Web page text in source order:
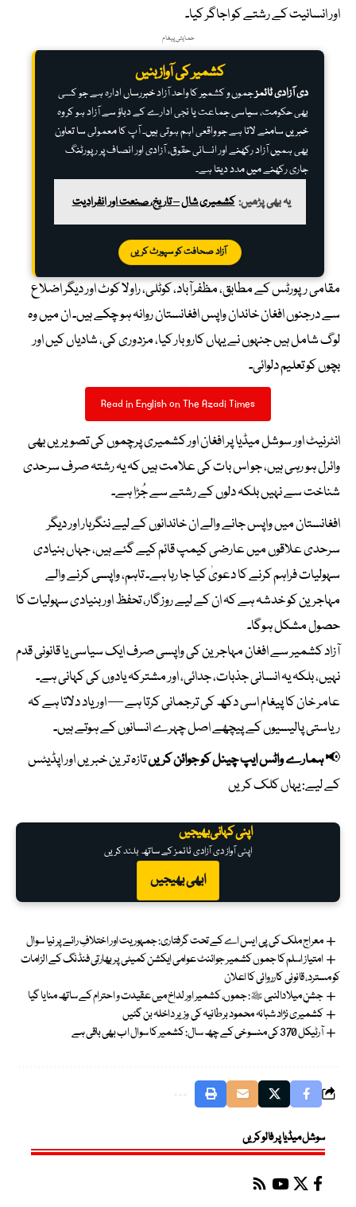
اور انسانیت کے رشتے کو اجاگر کیا۔
حمایتی پیغام
کشمیر کی آواز بنیں
دی آزادی ٹائمزجموں و کشمیر کا واحد آزاد خبررساں ادارہ ہے جو کسی
بھی حکومت، سیاسی جماعت یا نجی ادارے کے دباؤ سے آزاد ہو کر وہ
خبریں سامنے لاتا ہے جو واقعی اہم ہوتی ہیں۔ آپ کا معمولی سا تعاون
بھی ہمیں آزاد رکھنے اور انسانی حقوق، آزادی اور انصاف پر رپورٹنگ
جاری رکھنے میں مدد دیتا ہے۔
یہ بھی پڑھیں: کشمیری شال – تاریخ، صنعت اور انفرادیت
آزاد صحافت کو سپورٹ کریں
مقامی رپورٹس کے مطابق، مظفرآباد، کوٹلی، راولا کوٹ اور دیگر اضلاع
سے درجنوں افغان خاندان واپس افغانستان روانہ ہو چکے ہیں۔ ان میں وہ
لوگ شامل ہیں جنہوں نے یہاں کاروبار کیا، مزدوری کی، شادیاں کیں اور
بچوں کو تعلیم دلوائی۔
Read in English on The Azadi Times
انٹرنیٹ اور سوشل میڈیا پر افغان اور کشمیری پرچموں کی تصویریں بھی
وائرل ہو رہی ہیں، جو اس بات کی علامت ہیں کہ یہ رشتہ صرف سرحدی
شناخت سے نہیں بلکہ دلوں کے رشتے سے جُڑا ہے۔
افغانستان میں واپس جانے والے ان خاندانوں کے لیے ننگرہار اور دیگر
سرحدی علاقوں میں عارضی کیمپ قائم کیے گئے ہیں، جہاں بنیادی
سہولیات فراہم کرنے کا دعویٰ کیا جا رہا ہے۔ تاہم، واپسی کرنے والے
مہاجرین کو خدشہ ہے کہ ان کے لیے روزگار، تحفظ اور بنیادی سہولیات کا
حصول مشکل ہوگا۔
آزاد کشمیر سے افغان مہاجرین کی واپسی صرف ایک سیاسی یا قانونی قدم
نہیں، بلکہ یہ انسانی جذبات، جدائی، اور مشترکہ یادوں کی کہانی ہے۔
عامر خان کا پیغام اسی دکھ کی ترجمانی کرتا ہے — اور یاد دلاتا ہے کہ
ریاستی پالیسیوں کے پیچھے اصل چہرے انسانوں کے ہوتے ہیں۔
📢ہمارے واٹس ایپ چینل کو جوائن کریںتازہ ترین خبریں اور اپڈیٹس
کے لیے:یہاں کلک کریں
اپنی کہانی بھیجیں
اپنی آواز دی آزادی ٹائمز کے ساتھ بلند کریں
ابھی بھیجیں
معراج ملک کی پی ایس اے کے تحت گرفتاری: جمہوریت اور اختلافِ رائے پر نیا سوال
امتیاز اسلم کا جموں کشمیر جوائنٹ عوامی ایکشن کمیٹی پر بھارتی فنڈنگ کے الزامات
کو مسترد، قانونی کارروائی کا اعلان
جشنِ میلادالنبی ﷺ: جموں، کشمیر اور لداخ میں عقیدت و احترام کے ساتھ منایا گیا
کشمیری نژاد شبانہ محمود برطانیہ کی وزیر داخلہ بن گئیں
آرٹیکل 370 کی منسوخی کے چھ سال: کشمیر کا سوال اب بھی باقی ہے
سوشل میڈیا پر فالو کریں